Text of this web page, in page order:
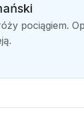
pociągiem.